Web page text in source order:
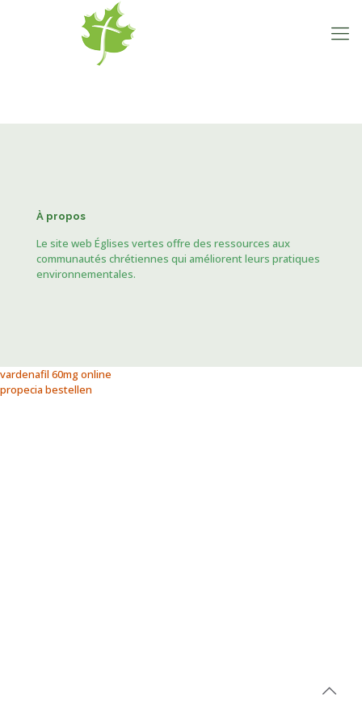
À propos
Le site web Églises vertes offre des ressources aux
communautés chrétiennes qui améliorent leurs pratiques
environnementales.
vardenafil 60mg online
propecia bestellen